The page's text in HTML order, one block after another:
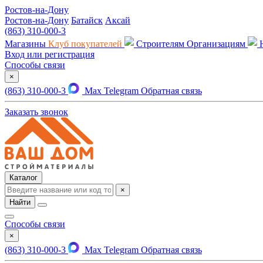
Ростов-на-Дону
Ростов-на-Дону Батайск Аксай
(863) 310-000-3
Магазины Клуб покупателей Строителям Организациям
Вход или регистрация
Способы связи
×
(863) 310-000-3 Max Telegram Обратная связь
Заказать звонок
Каталог
×
Найти
Способы связи
×
(863) 310-000-3 Max Telegram Обратная связь